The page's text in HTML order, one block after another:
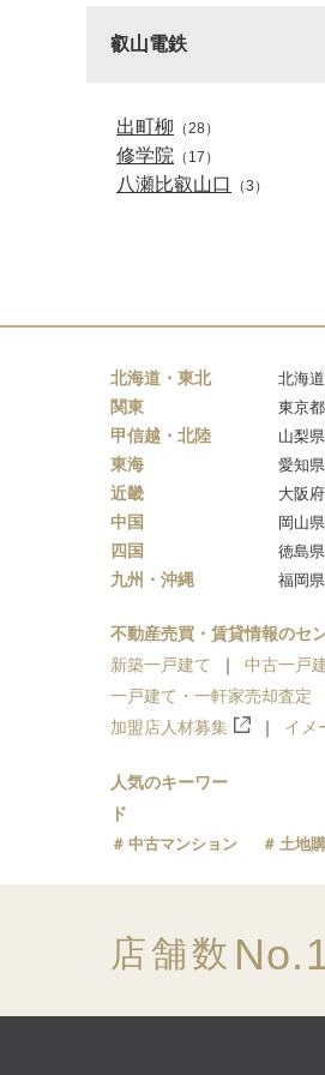
叡山電鉄
出町柳 （28）
修学院 （17）
八瀬比叡山口 （3）
北海道・東北 北海道
関東 東京都
甲信越・北陸 山梨県
東海 愛知県
近畿 大阪府
中国 岡山県
四国 徳島県
九州・沖縄 福岡県
不動産売買・賃貸情報のセ
新築一戸建て
中古一戸
一戸建て・一軒家売却査定
加盟店人材募集
イメ
人気のキーワー
ド
中古マンション 土地
店舗数